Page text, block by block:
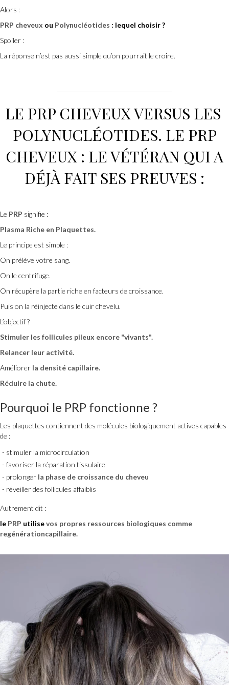
Alors :
PRP cheveux ou Polynucléotides : lequel choisir ?
Spoiler :
La réponse n’est pas aussi simple qu’on pourrait le croire.
LE PRP CHEVEUXVERSUS LES
POLYNUCLÉOTIDES. LE PRP
CHEVEUX : LE VÉTÉRAN QUI A
DÉJÀ FAIT SES PREUVES :
Le PRP signifie :
Plasma Riche en Plaquettes.
Le principe est simple :
On prélève votre sang.
On le centrifuge.
On récupère la partie riche en facteurs de croissance.
Puis on la réinjecte dans le cuir chevelu.
L’objectif ?
Stimuler les follicules pileux encore "vivants".
Relancer leur activité.
Améliorer la densité capillaire.
Réduire la chute.
Pourquoi le PRP fonctionne ?
Les plaquettes contiennent des molécules biologiquement actives capables
de :
stimuler la microcirculation
favoriser la réparation tissulaire
prolonger la phase de croissance du cheveu
réveiller des follicules affaiblis
Autrement dit :
le PRP utilisevos propres ressources biologiques comme
regénérationcapillaire.